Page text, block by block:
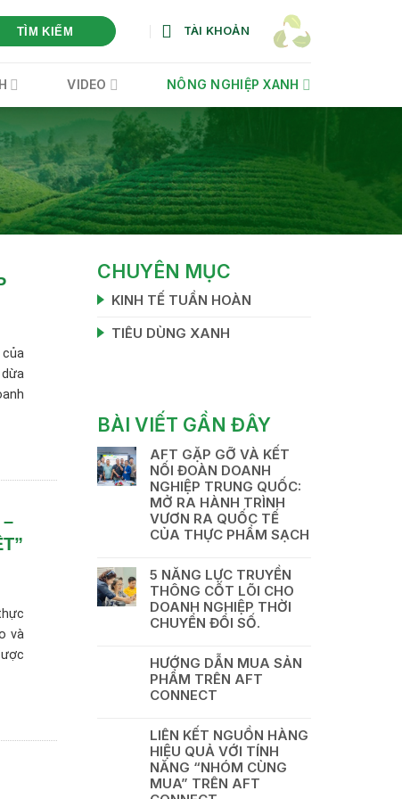
TÌM KIẾM TÀI KHOẢN
VIDEO NÔNG NGHIỆP XANH
và
CHUYÊN MỤC
KINH TẾ TUẦN HOÀN
TIÊU DÙNG XANH
BÀI VIẾT GẦN ĐÂY
AFT GẶP GỠ VÀ KẾT
NỐI ĐOÀN DOANH
NGHIỆP TRUNG QUỐC:
MỞ RA HÀNH TRÌNH
VƯƠN RA QUỐC TẾ
CỦA THỰC PHẨM SẠCH
5 NĂNG LỰC TRUYỀN
THÔNG CỐT LÕI CHO
DOANH NGHIỆP THỜI
CHUYỂN ĐỔI SỐ.
HƯỚNG DẪN MUA SẢN
PHẨM TRÊN AFT
CONNECT
LIÊN KẾT NGUỒN HÀNG
HIỆU QUẢ VỚI TÍNH
NĂNG “NHÓM CÙNG
MUA” TRÊN AFT